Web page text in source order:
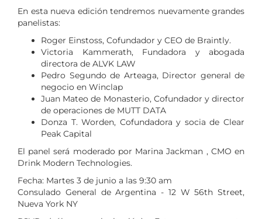
En esta nueva edición tendremos nuevamente grandes
panelistas:
Roger Einstoss, Cofundador y CEO de Braintly.
Victoria Kammerath, Fundadora y abogada
directora de ALVK LAW
Pedro Segundo de Arteaga, Director general de
negocio en Winclap
Juan Mateo de Monasterio, Cofundador y director
de operaciones de MUTT DATA
Donza T. Worden, Cofundadora y socia de Clear
Peak Capital
El panel será moderado por Marina Jackman , CMO en
Drink Modern Technologies.
Fecha: Martes 3 de junio a las 9:30 am
Consulado General de Argentina - 12 W 56th Street,
Nueva York NY